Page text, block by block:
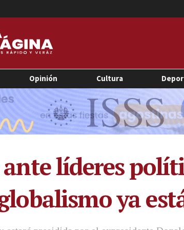
Opinión Cultura
líderes
ya